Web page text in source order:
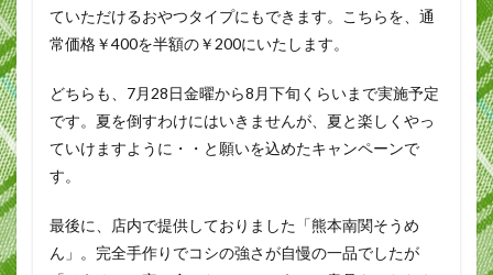
ていただけるおやつタイプにもできます。こちらを、通
常価格￥400を半額の￥200にいたします。
どちらも、7月28日金曜から8月下旬くらいまで実施予定
です。夏を倒すわけにはいきませんが、夏と楽しくやっ
ていけますように・・と願いを込めたキャンペーンで
す。
最後に、店内で提供しておりました「熊本南関そうめ
ん」。完全手作りでコシの強さが自慢の一品でしたが